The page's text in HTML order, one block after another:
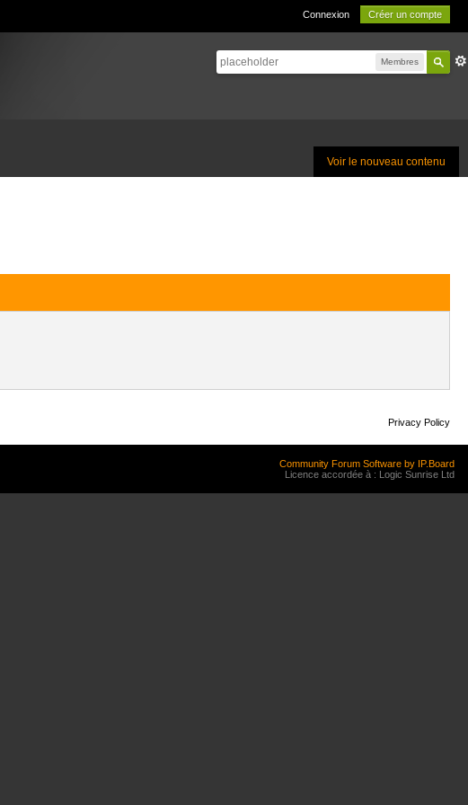
Connexion Créer un compte
Membres
Voir le nouveau contenu
Privacy Policy
Community Forum Software by IP.Board
Licence accordée à : Logic Sunrise Ltd